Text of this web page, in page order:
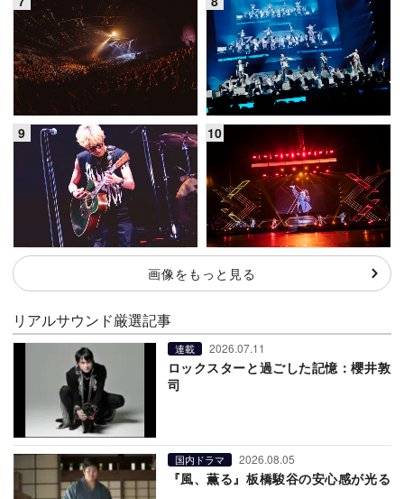
画像をもっと見る
リアルサウンド厳選記事
連載 2026.07.11
ロックスターと過ごした記憶：櫻井敦
司
国内ドラマ 2026.08.05
『風、薫る』板橋駿谷の安心感が光る